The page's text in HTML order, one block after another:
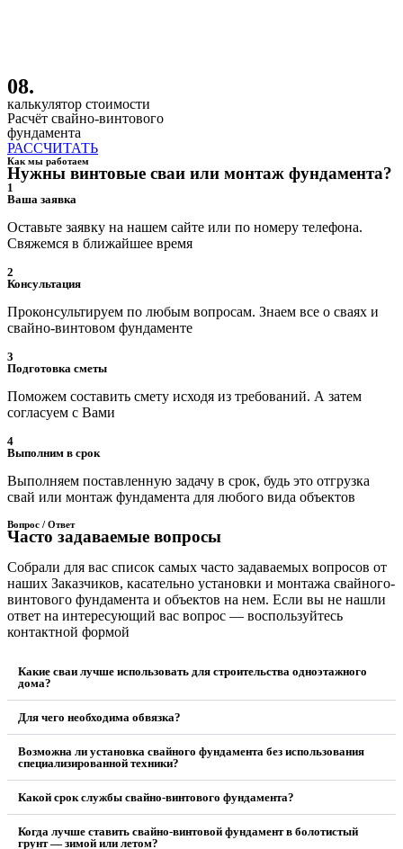
08.
калькулятор стоимости
Расчёт свайно-винтового
фундамента
РАССЧИТАТЬ
Как мы работаем
Нужны винтовые сваи или монтаж фундамента?
1
Ваша заявка
Оставьте заявку на нашем сайте или по номеру телефона.
Свяжемся в ближайшее время
2
Консультация
Проконсультируем по любым вопросам. Знаем все о сваях и
свайно-винтовом фундаменте
3
Подготовка сметы
Поможем составить смету исходя из требований. А затем
согласуем с Вами
4
Выполним в срок
Выполняем поставленную задачу в срок, будь это отгрузка
свай или монтаж фундамента для любого вида объектов
Вопрос / Ответ
Часто задаваемые вопросы
Собрали для вас список самых часто задаваемых вопросов от
наших Заказчиков, касательно установки и монтажа свайного-
винтового фундамента и объектов на нем. Если вы не нашли
ответ на интересующий вас вопрос — воспользуйтесь
контактной формой
Какие сваи лучше использовать для строительства одноэтажного
дома?
Для чего необходима обвязка?
Возможна ли установка свайного фундамента без использования
специализированной техники?
Какой срок службы свайно-винтового фундамента?
Когда лучше ставить свайно-винтовой фундамент в болотистый
грунт — зимой или летом?